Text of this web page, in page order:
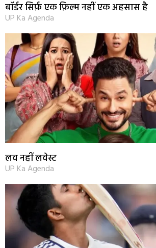
बॉर्डर सिर्फ़ एक फ़िल्म नहीं एक अहसास है
UP Ka Agenda
लव नहीं लवेस्ट
UP Ka Agenda